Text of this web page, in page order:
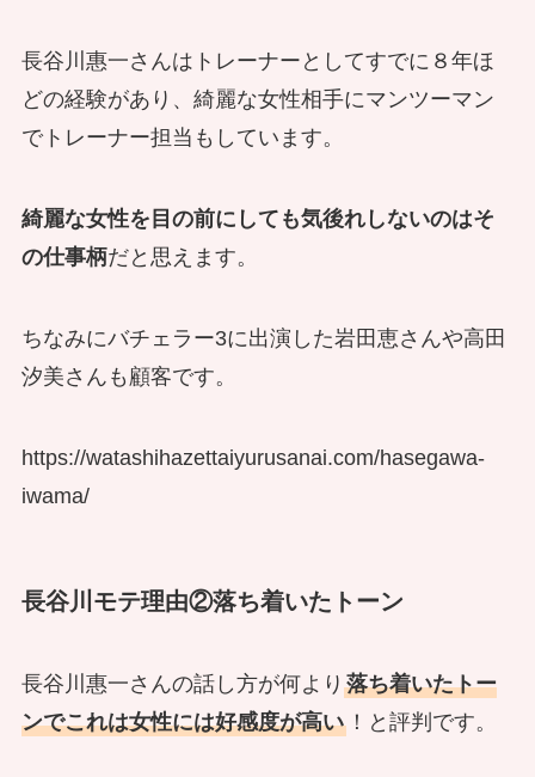
長谷川惠一さんはトレーナーとしてすでに８年ほ
どの経験があり、綺麗な女性相手にマンツーマン
でトレーナー担当もしています。
綺麗な女性を目の前にしても気後れしないのはそ
の仕事柄だと思えます。
ちなみにバチェラー3に出演した岩田恵さんや高田
汐美さんも顧客です。
https://watashihazettaiyurusanai.com/hasegawa-
iwama/
長谷川モテ理由②落ち着いたトーン
長谷川惠一さんの話し方が何より 落ち着いたトー
ンでこれは女性には好感度が高い！と評判です。